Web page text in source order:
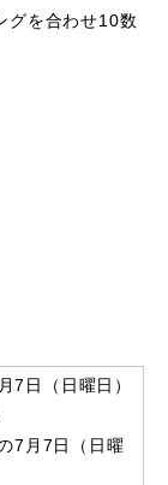
グを合わせ10数
7日（日曜日）
月7日（日曜